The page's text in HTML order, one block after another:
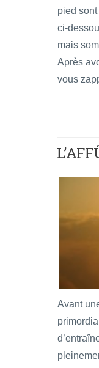
pied
ci-
mais
Après
vous
Avant